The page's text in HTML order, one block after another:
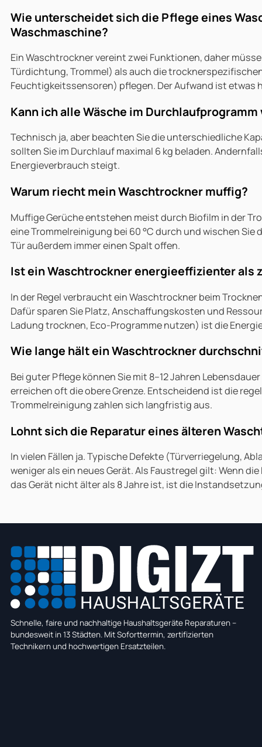
Wie unterscheidet sich die Pflege eines
Waschmaschine?
Ein Waschtrockner vereint zwei Funktionen, daher
Türdichtung, Trommel) als auch die
Feuchtigkeitssensoren) pflegen. Der Aufwand ist
Kann ich alle Wäsche im
Technisch ja, aber beachten Sie die unterschiedliche
sollten Sie im Durchlauf maximal 6 kg beladen.
Energieverbrauch steigt.
Warum riecht mein Waschtrockner muffig?
Muffige Gerüche entstehen meist durch Biofilm in der
eine Trommelreinigung bei 60 °C durch und wischen
Tür außerdem immer einen Spalt offen.
Ist ein Waschtrockner energieeffizienter als
In der Regel verbraucht ein Waschtrockner beim
Dafür sparen Sie Platz, Anschaffungskosten und
Ladung trocknen, Eco-Programme nutzen) ist die
Wie lange hält ein Waschtrockner
Bei guter Pflege können Sie mit 8–12 Jahren
erreichen oft die obere Grenze. Entscheidend ist die
Trommelreinigung zahlen sich langfristig aus.
Lohnt sich die Reparatur eines älteren
In vielen Fällen ja. Typische Defekte (Türverriegelung,
weniger als ein neues Gerät. Als Faustregel gilt: Wenn
das Gerät nicht älter als 8 Jahre ist, ist die
Schnelle, faire und nachhaltige Haushaltsgeräte Reparaturen –
bundesweit in 13 Städten. Mit Soforttermin, zertifizierten
Technikern und hochwertigen Ersatzteilen.